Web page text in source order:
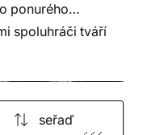
ponurého
spoluhráči tváří
světa
LCG
. seřaď